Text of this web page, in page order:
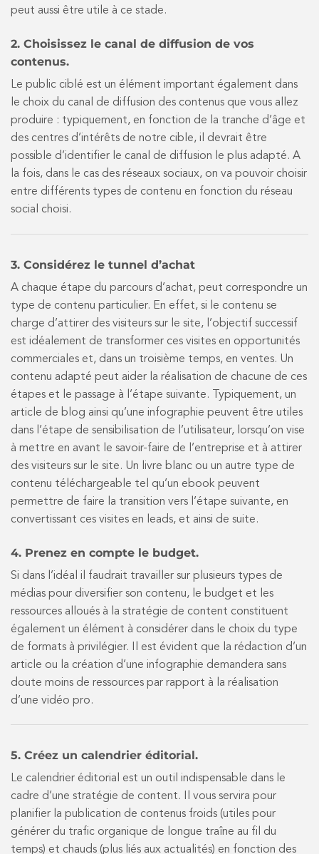
peut aussi être utile à ce stade.
2. Choisissez le canal de diffusion de vos
contenus.
Le public ciblé est un élément important également dans
le choix du canal de diffusion des contenus que vous allez
produire : typiquement, en fonction de la tranche d’âge et
des centres d’intérêts de notre cible, il devrait être
possible d’identifier le canal de diffusion le plus adapté. A
la fois, dans le cas des réseaux sociaux, on va pouvoir choisir
entre différents types de contenu en fonction du réseau
social choisi.
3. Considérez le tunnel d’achat
A chaque étape du parcours d’achat, peut correspondre un
type de contenu particulier. En effet, si le contenu se
charge d’attirer des visiteurs sur le site, l’objectif successif
est idéalement de transformer ces visites en opportunités
commerciales et, dans un troisième temps, en ventes. Un
contenu adapté peut aider la réalisation de chacune de ces
étapes et le passage à l’étape suivante. Typiquement, un
article de blog ainsi qu’une infographie peuvent être utiles
dans l’étape de sensibilisation de l’utilisateur, lorsqu’on vise
à mettre en avant le savoir-faire de l’entreprise et à attirer
des visiteurs sur le site. Un livre blanc ou un autre type de
contenu téléchargeable tel qu’un ebook peuvent
permettre de faire la transition vers l’étape suivante, en
convertissant ces visites en leads, et ainsi de suite.
4. Prenez en compte le budget.
Si dans l’idéal il faudrait travailler sur plusieurs types de
médias pour diversifier son contenu, le budget et les
ressources alloués à la stratégie de content constituent
également un élément à considérer dans le choix du type
de formats à privilégier. Il est évident que la rédaction d’un
article ou la création d’une infographie demandera sans
doute moins de ressources par rapport à la réalisation
d’une vidéo pro.
5. Créez un calendrier éditorial.
Le calendrier éditorial est un outil indispensable dans le
cadre d’une stratégie de content. Il vous servira pour
planifier la publication de contenus froids (utiles pour
générer du trafic organique de longue traîne au fil du
temps) et chauds (plus liés aux actualités) en fonction des